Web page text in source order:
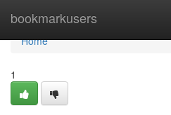
bookmarkusers
Home
Home
1